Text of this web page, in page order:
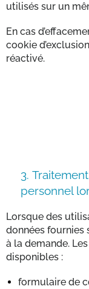
utilisés sur un
En cas
cookie
réactivé.
3.
personnel
Lorsque des
données fournies
à la demande.
disponibles :
formulaire de